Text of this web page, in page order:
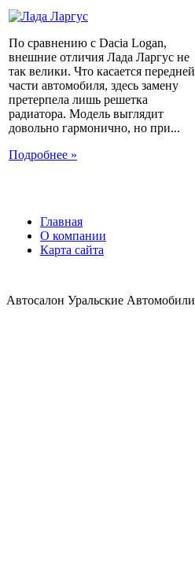
По сравнению с Dacia Logan,
внешние отличия Лада Ларгус не
так велики. Что касается передней
части автомобиля, здесь замену
претерпела лишь решетка
радиатора. Модель выглядит
довольно гармонично, но при...
Подробнее »
Главная
О компании
Карта сайта
Автосалон Уральские Автомобили